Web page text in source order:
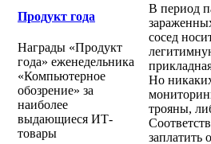
Продукт года
Награды «Продукт
года» еженедельника
«Компьютерное
обозрение» за
наиболее
выдающиеся ИТ-
товары
В период
сосед
Но
трояны,
заплатить